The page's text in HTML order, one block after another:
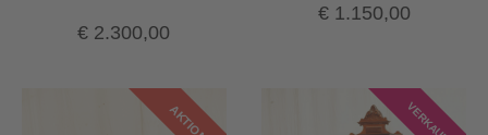
€ 2.300,00
€1.150,00
AKTION!